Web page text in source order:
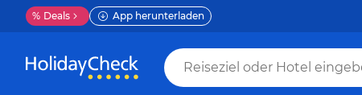
% Deals App herunterladen